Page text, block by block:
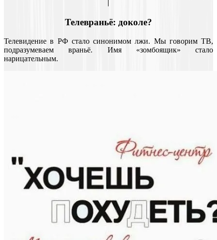
Телевраньё: доколе?
Телевидение в РФ стало синонимом лжи. Мы говорим ТВ,
подразумеваем враньё. Имя «зомбоящик» стало
нарицательным.